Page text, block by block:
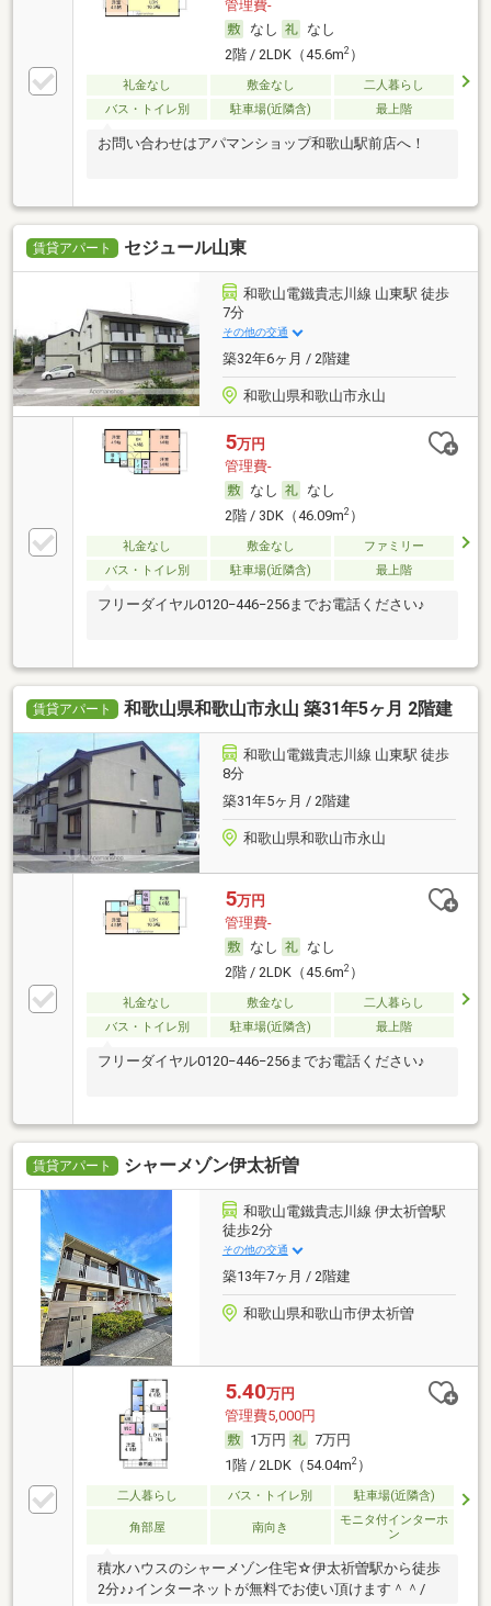
管理費-
なし
なし
2階 / 2LDK（45.6m2）
礼金なし 敷金なし
二人暮らし
バス・トイレ別
駐車場(近隣含) 最上階
お問い合わせはアパマンショップ和歌山駅前店へ！
賃貸アパート セジュール山東
和歌山電鐵貴志川線 山東駅 徒歩
7分
その他の交通
築32年6ヶ月 / 2階建
和歌山県和歌山市永山
5万円
管理費-
なし
なし
2階 / 3DK（46.09m2）
礼金なし 敷金なし
ファミリー
バス・トイレ別
駐車場(近隣含) 最上階
フリーダイヤル0120−446−256までお電話ください♪
賃貸アパート 和歌山県和歌山市永山 築31年5ヶ月 2階建
和歌山電鐵貴志川線 山東駅 徒歩
8分
築31年5ヶ月 / 2階建
和歌山県和歌山市永山
5万円
管理費-
なし
なし
2階 / 2LDK（45.6m2）
礼金なし 敷金なし
二人暮らし
バス・トイレ別
駐車場(近隣含) 最上階
フリーダイヤル0120−446−256までお電話ください♪
賃貸アパート シャーメゾン伊太祈曽
和歌山電鐵貴志川線 伊太祈曽駅
徒歩2分
その他の交通
築13年7ヶ月 / 2階建
和歌山県和歌山市伊太祈曽
5.40万円
管理費5,000円
1万円
7万円
1階 / 2LDK（54.04m2）
二人暮らし バス・トイレ別 駐車場(近隣含)
角部屋 南向き
モニタ付インターホ
ン
積水ハウスのシャーメゾン住宅☆伊太祈曽駅から徒歩
2分♪♪インターネットが無料でお使い頂けます＾＾/